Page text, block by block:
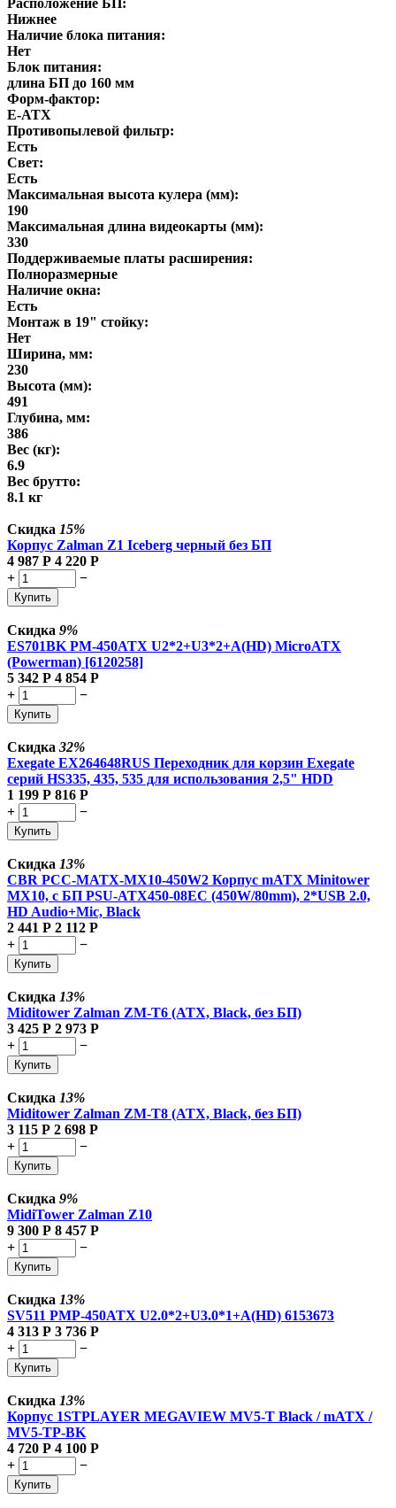
Нижнее
Наличие блока питания:
Нет
Блок питания:
длина БП до 160 мм
Форм-фактор:
E-ATX
Противопылевой фильтр:
Есть
Свет:
Есть
Максимальная высота кулера (мм):
190
Максимальная длина видеокарты (мм):
330
Поддерживаемые платы расширения:
Полноразмерные
Наличие окна:
Есть
Монтаж в 19" стойку:
Нет
Ширина, мм:
230
Высота (мм):
491
Глубина, мм:
386
Вес (кг):
6.9
Вес брутто:
8.1 кг
Скидка 15%
Корпус Zalman Z1 Iceberg черный без БП
4 987 Р 4 220 Р
+
−
Купить
Скидка 9%
ES701BK PM-450ATX U2*2+U3*2+A(HD) MicroATX
(Powerman) [6120258]
5 342 Р 4 854 Р
+
−
Купить
Скидка 32%
Exegate EX264648RUS Переходник для корзин Exegate
серий HS335, 435, 535 для использования 2,5" HDD
1 199 Р 816 Р
+
−
Купить
Скидка 13%
CBR PCC-MATX-MX10-450W2 Корпус mATX Minitower
MX10, c БП PSU-ATX450-08EC (450W/80mm), 2*USB 2.0,
HD Audio+Mic, Black
2 441 Р 2 112 Р
+
−
Купить
Скидка 13%
Miditower Zalman ZM-T6 (ATX, Black, без БП)
3 425 Р 2 973 Р
+
−
Купить
Скидка 13%
Miditower Zalman ZM-T8 (ATX, Black, без БП)
3 115 Р 2 698 Р
+
−
Купить
Скидка 9%
MidiTower Zalman Z10
9 300 Р 8 457 Р
+
−
Купить
Скидка 13%
SV511 PMP-450ATX U2.0*2+U3.0*1+A(HD) 6153673
4 313 Р 3 736 Р
+
−
Купить
Скидка 13%
Корпус 1STPLAYER MEGAVIEW MV5-T Black / mATX /
MV5-TP-BK
4 720 Р 4 100 Р
+
−
Купить